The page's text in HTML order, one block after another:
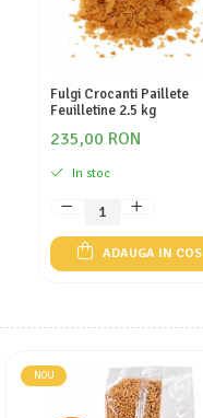
Fulgi Crocanti Paillete
Feuilletine 2.5 kg
235,00 RON
In stoc
ADAUGA IN COS
NOU